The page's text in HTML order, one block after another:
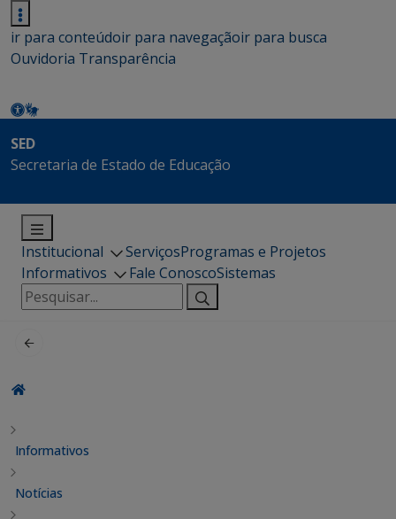
ir para conteúdoir para navegaçãoir para busca
Ouvidoria Transparência
SED
Secretaria de Estado de Educação
Institucional ServiçosProgramas e Projetos
Informativos
Fale ConoscoSistemas
Pesquisar
por:
Informativos
Notícias